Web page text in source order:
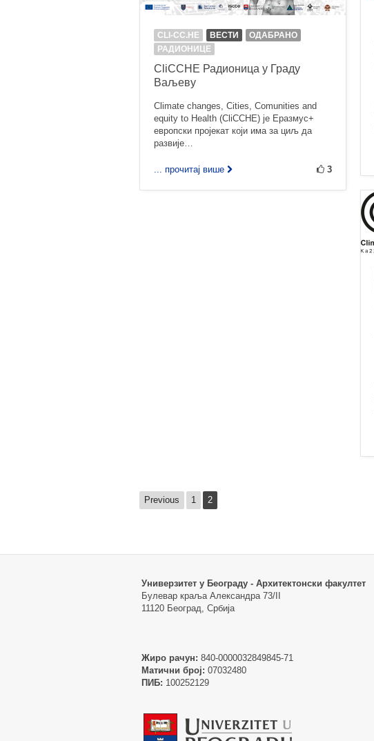
CLI-CC.HE ВЕСТИ
ОДАБРАНО
РАДИОНИЦЕ
CliCCHE Радионица у Граду
Ваљеву
Climate changes, Cities, Comunities and
equity to Health (CliCCHE) је Еразмус+
европски пројекат који има за циљ да
развије…
... прочитај више 3
Previous 1 2
Универзитет у Београду - Архитектонски факултет
Булевар краља Александра 73/II
11120 Београд, Србија
Жиро рачун: 840-0000032849845-71
Матични број: 07032480
ПИБ: 100252129